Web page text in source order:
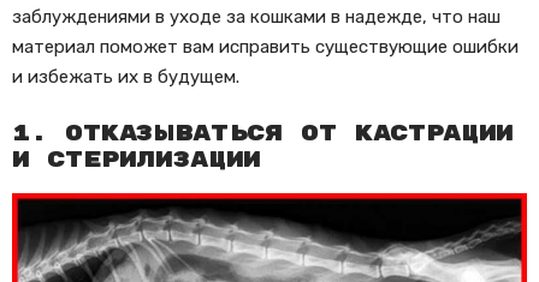
заблуждениями в уходе за кошками в надежде, что наш
материал поможет вам исправить существующие ошибки
и избежать их в будущем.
1. Отказываться от кастрации
и стерилизации